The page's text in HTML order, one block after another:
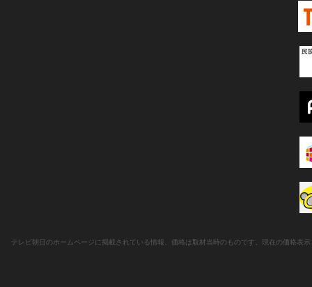
テレビ朝日のホームページに掲載されている情報、価格は取材当時のものです。現在の価格表